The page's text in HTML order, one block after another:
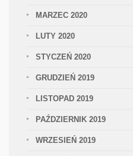
MARZEC 2020
LUTY 2020
STYCZEŃ 2020
GRUDZIEŃ 2019
LISTOPAD 2019
PAŹDZIERNIK 2019
WRZESIEŃ 2019